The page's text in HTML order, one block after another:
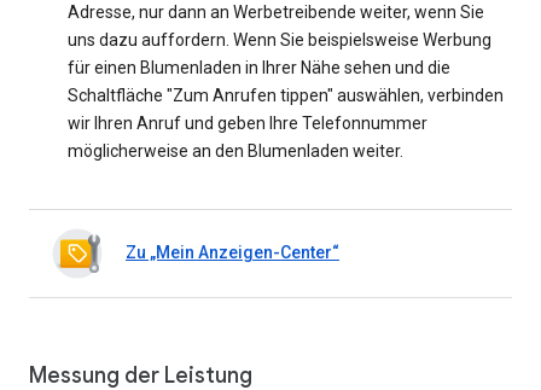
Adresse, nur dann an Werbetreibende weiter, wenn Sie
uns dazu auffordern. Wenn Sie beispielsweise Werbung
für einen Blumenladen in Ihrer Nähe sehen und die
Schaltfläche "Zum Anrufen tippen" auswählen, verbinden
wir Ihren Anruf und geben Ihre Telefonnummer
möglicherweise an den Blumenladen weiter.
Zu „Mein Anzeigen-Center“
Messung der Leistung